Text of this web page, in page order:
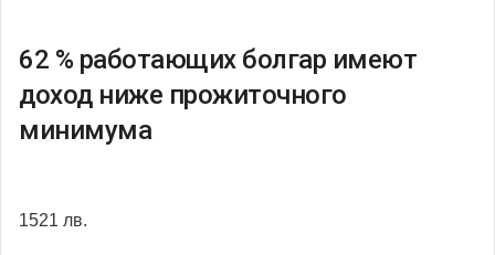
62 % работающих болгар имеют
доход ниже прожиточного
минимума
1521 лв.